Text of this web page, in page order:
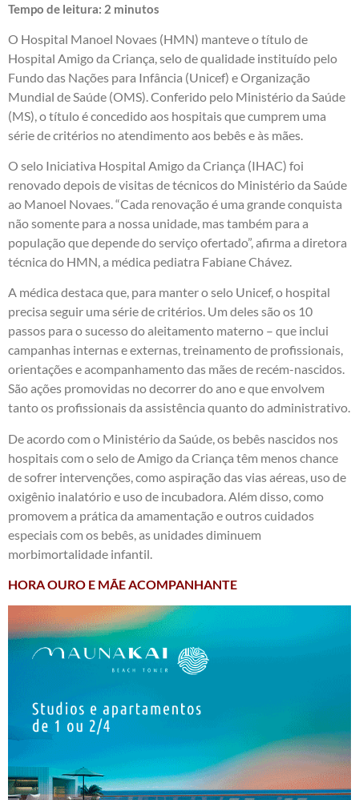
Tempo de leitura: 2 minutos
O Hospital Manoel Novaes (HMN) manteve o título de
Hospital Amigo da Criança, selo de qualidade instituído pelo
Fundo das Nações para Infância (Unicef) e Organização
Mundial de Saúde (OMS). Conferido pelo Ministério da Saúde
(MS), o título é concedido aos hospitais que cumprem uma
série de critérios no atendimento aos bebês e às mães.
O selo Iniciativa Hospital Amigo da Criança (IHAC) foi
renovado depois de visitas de técnicos do Ministério da Saúde
ao Manoel Novaes. “Cada renovação é uma grande conquista
não somente para a nossa unidade, mas também para a
população que depende do serviço ofertado”, afirma a diretora
técnica do HMN, a médica pediatra Fabiane Chávez.
A médica destaca que, para manter o selo Unicef, o hospital
precisa seguir uma série de critérios. Um deles são os 10
passos para o sucesso do aleitamento materno – que inclui
campanhas internas e externas, treinamento de profissionais,
orientações e acompanhamento das mães de recém-nascidos.
São ações promovidas no decorrer do ano e que envolvem
tanto os profissionais da assistência quanto do administrativo.
De acordo com o Ministério da Saúde, os bebês nascidos nos
hospitais com o selo de Amigo da Criança têm menos chance
de sofrer intervenções, como aspiração das vias aéreas, uso de
oxigênio inalatório e uso de incubadora. Além disso, como
promovem a prática da amamentação e outros cuidados
especiais com os bebês, as unidades diminuem
morbimortalidade infantil.
HORA OURO E MÃE ACOMPANHANTE